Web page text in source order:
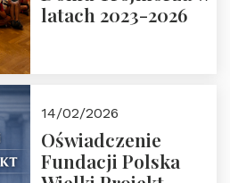
latach 2023-2026
14/02/2026
Oświadczenie
Fundacji Polska